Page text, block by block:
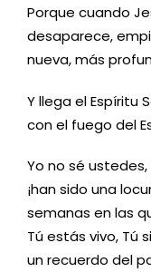
Porque cuando
desaparece,
nueva, más
Y llega el Espíritu
con el fuego del
Yo no sé
¡han sido una
semanas en las
Tú estás vivo, Tú
un recuerdo del